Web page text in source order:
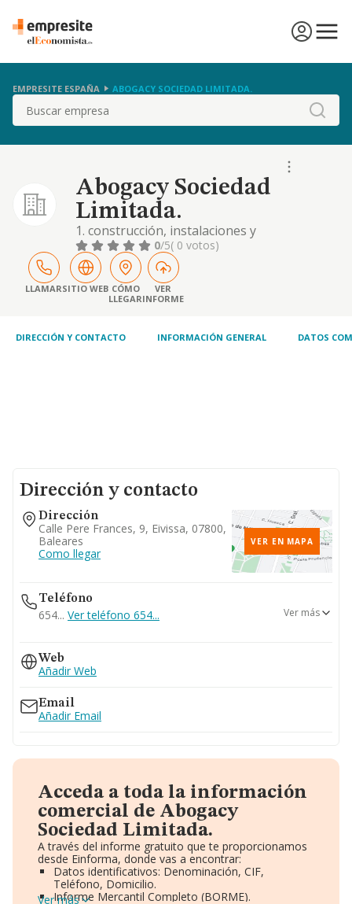
EMPRESITE ESPAÑA ABOGACY SOCIEDAD LIMITADA.
Buscar
Abogacy Sociedad
Limitada.
1. construcción, instalaciones y
mantenimiento. 2. comercio al por mayor y al
por menor. distribución comercial.
importación y exportación. 3. actividades
inmobiliarias. 5. industrias manufactureras y
textiles. 6. turismo, hostelería y restauración.
gestión
0/5( 0 votos)
LLAMARSITIO WEB CÓMO
LLEGAR
VER
INFORME
DIRECCIÓN Y CONTACTO INFORMACIÓN GENERAL DATOS
Dirección y contacto
Dirección
Calle Pere Frances, 9, Eivissa, 07800,
Baleares
Como llegar
VER EN MAPA
Teléfono
654... Ver teléfono 654...
609...
Ver teléfono 609...
971307273
Ver más
Web
Añadir Web
Email
Añadir Email
Acceda a toda la información
comercial de Abogacy
Sociedad Limitada.
A través del informe gratuito que te proporcionamos
desde Einforma, donde vas a encontrar:
Datos identificativos: Denominación, CIF,
Teléfono, Domicilio.
Informe Mercantil Completo (BORME).
Ver más